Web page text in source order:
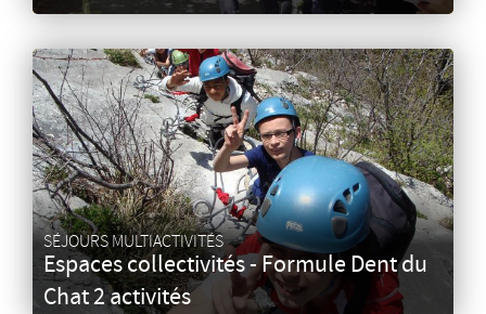
SÉJOURS MULTIACTIVITÉS
Espaces collectivités - Formule Dent du
Chat 2 activités